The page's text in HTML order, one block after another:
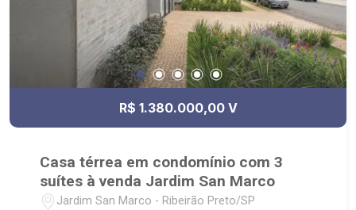
R$ 1.380.000,00 V
Casa térrea em condomínio com 3
suítes à venda Jardim San Marco
Jardim San Marco - Ribeirão Preto/SP